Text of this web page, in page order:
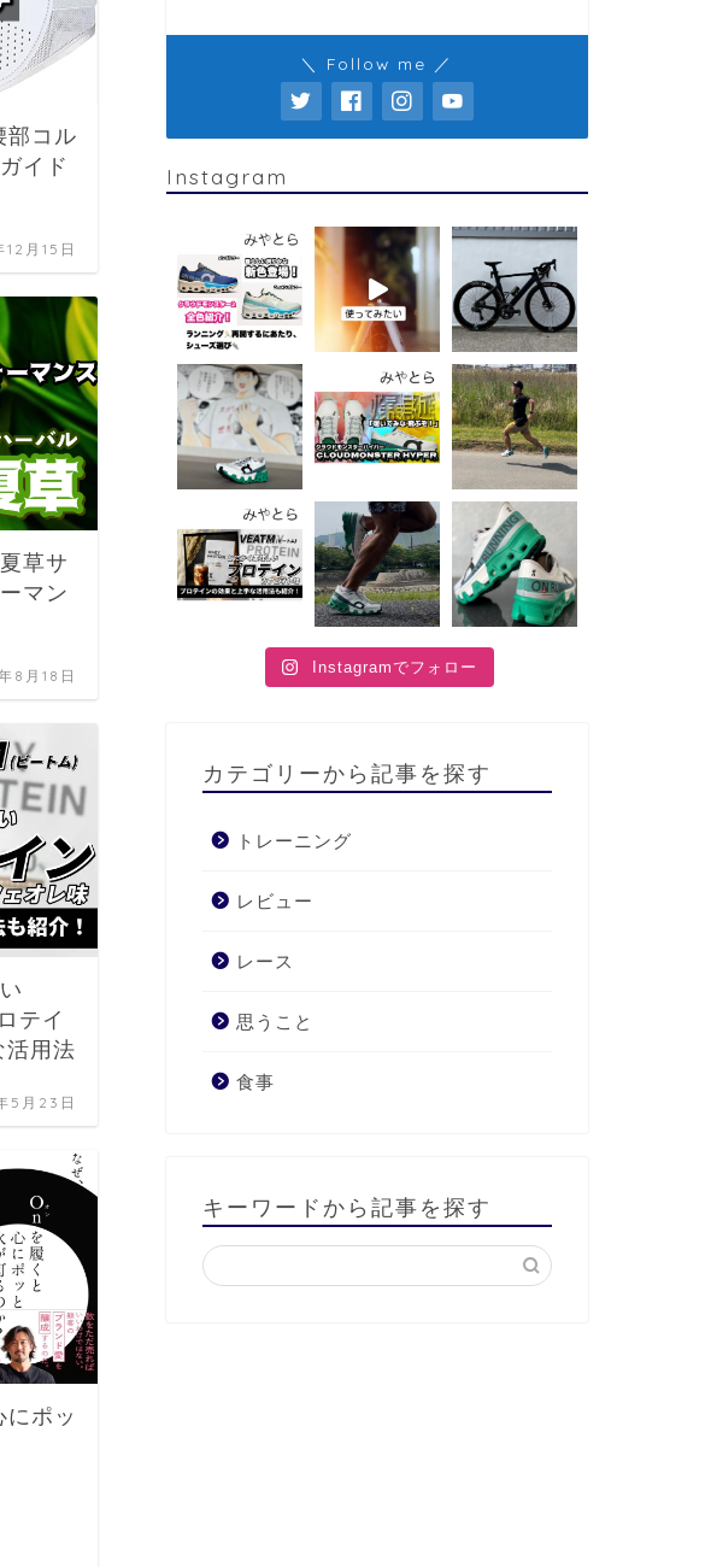
部コル
イド
月15日
草サ
マン
8月18日
テイ
活用法
5月23日
にポッ
トライアスロンを本気ではじめたい
人におすすめするロードバイク3選
2024年Ver.
2024年4月13日
トレーニング
【初心者向】トライアスロン用ロー
ドバイクの選び方2024年Ver.
2024年4月9日
左右するホイール性能の違いとは？
＼ Follow me ／
Instagram
Instagramでフォロー
カテゴリーから記事を探す
トレーニング
レビュー
レース
思うこと
食事
キーワードから記事を探す